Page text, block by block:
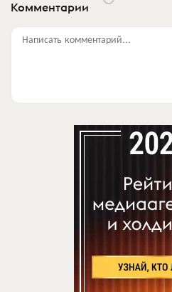
Комментарии
Написать комментарий...